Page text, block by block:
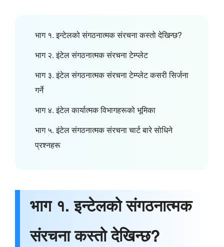
भाग १. इन्टेलको संगठनात्मक संरचना कस्तो देखिन्छ?
भाग २. इंटेल संगठनात्मक संरचना टेम्प्लेट
भाग ३. इंटेल संगठनात्मक संरचना टेम्प्लेट कसरी सिर्जना
गर्ने
भाग ४. इंटेल कार्यात्मक विभागहरूको भूमिका
भाग ५. इंटेल संगठनात्मक संरचना चार्ट बारे सोधिने
प्रश्नहरू
भाग १. इन्टेलको संगठनात्मक
संरचना कस्तो देखिन्छ?